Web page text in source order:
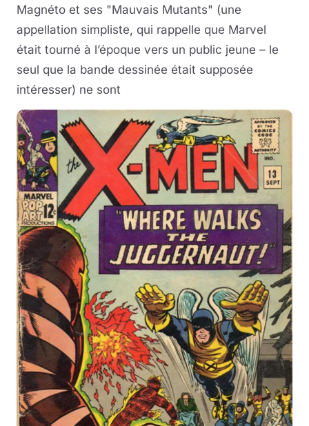
Magnéto et ses "Mauvais Mutants" (une
appellation simpliste, qui rappelle que Marvel
était tourné à l’époque vers un public jeune – le
seul que la bande dessinée était supposée
intéresser) ne sont